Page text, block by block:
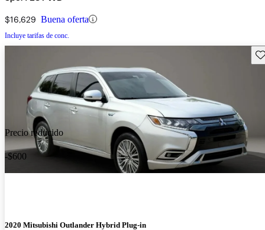
$16,629 Buena oferta
Incluye tarifas de conc.
Precio reducido
-$600
2020 Mitsubishi Outlander Hybrid Plug-in